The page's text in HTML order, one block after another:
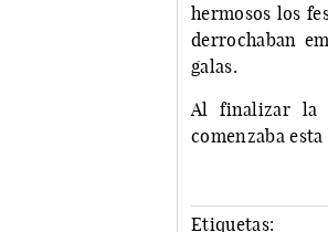
hermosos los
derrochaban
galas.
Al finalizar la
comenzaba
Etiquetas: